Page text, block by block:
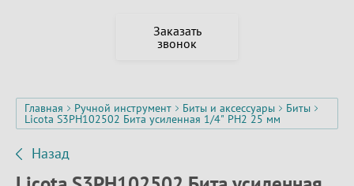
Заказать
звонок
Главная Ручной инструмент Биты и аксессуары Биты
Licota S3PH102502 Бита усиленная 1/4" PH2 25 мм
Назад